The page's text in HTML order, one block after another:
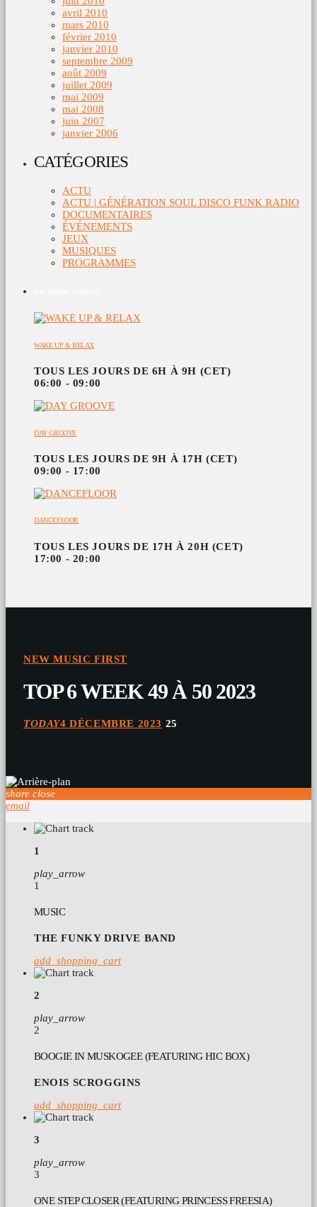
avril 2010
mars 2010
février 2010
janvier 2010
septembre 2009
août 2009
juillet 2009
mai 2009
mai 2008
juin 2007
janvier 2006
CATÉGORIES
ACTU
ACTU | GÉNÉRATION SOUL DISCO FUNK RADIO
DOCUMENTAIRES
ÉVÉNEMENTS
JEUX
MUSIQUES
PROGRAMMES
WAKE UP & RELAX
TOUS LES JOURS DE 6H À 9H (CET)
06:00 - 09:00
DAY GROOVE
TOUS LES JOURS DE 9H À 17H (CET)
09:00 - 17:00
DANCEFLOOR
TOUS LES JOURS DE 17H À 20H (CET)
17:00 - 20:00
NEW MUSIC FIRST
TOP 6 WEEK 49 À 50 2023
TODAY4 DÉCEMBRE 2023 25
share close
email
1
play_arrow
1
MUSIC
THE FUNKY DRIVE BAND
add_shopping_cart
2
play_arrow
2
BOOGIE IN MUSKOGEE (FEATURING HIC BOX)
ENOIS SCROGGINS
add_shopping_cart
3
play_arrow
3
ONE STEP CLOSER (FEATURING PRINCESS FREESIA)